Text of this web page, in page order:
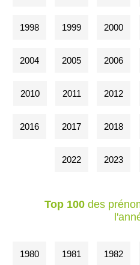
1998 1999 2000
2004 2005 2006
2010 2011 2012
2016 2017 2018
2022 2023
Top 100des
1980 1981 1982